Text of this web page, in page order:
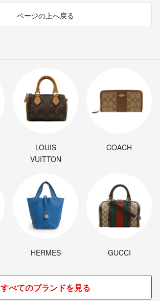
ページの上へ戻る
LOUIS
VUITTON
COACH
HERMES GUCCI
すべてのブランドを見る